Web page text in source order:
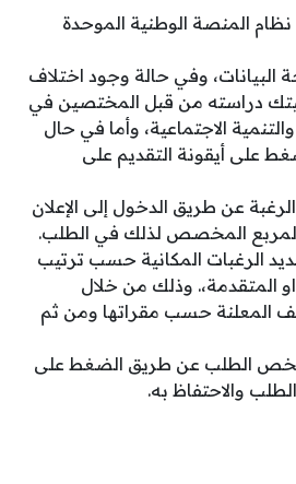
المنصة الوطنية الموحدة
البيانات، وفي حالة وجود اختلاف
دراسته من قبل المختصين في
الاجتماعية، وأما في حال
على أيقونة التقديم على
عن طريق الدخول إلى الإعلان
المخصص لذلك في الطلب.
الرغبات المكانية حسب ترتيب
او المتقدمة،. وذلك من خلال
المعلنة حسب مقراتها ومن ثم
الطلب عن طريق الضغط على
والاحتفاظ به.